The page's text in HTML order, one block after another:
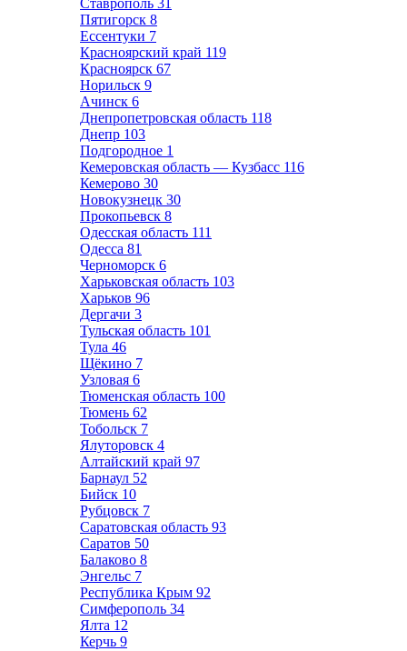
Ставрополь 31
Пятигорск 8
Ессентуки 7
Красноярский край 119
Красноярск 67
Норильск 9
Ачинск 6
Днепропетровская область 118
Днепр 103
Подгородное 1
Кемеровская область — Кузбасс 116
Кемерово 30
Новокузнецк 30
Прокопьевск 8
Одесская область 111
Одесса 81
Черноморск 6
Харьковская область 103
Харьков 96
Дергачи 3
Тульская область 101
Тула 46
Щёкино 7
Узловая 6
Тюменская область 100
Тюмень 62
Тобольск 7
Ялуторовск 4
Алтайский край 97
Барнаул 52
Бийск 10
Рубцовск 7
Саратовская область 93
Саратов 50
Балаково 8
Энгельс 7
Республика Крым 92
Симферополь 34
Ялта 12
Керчь 9